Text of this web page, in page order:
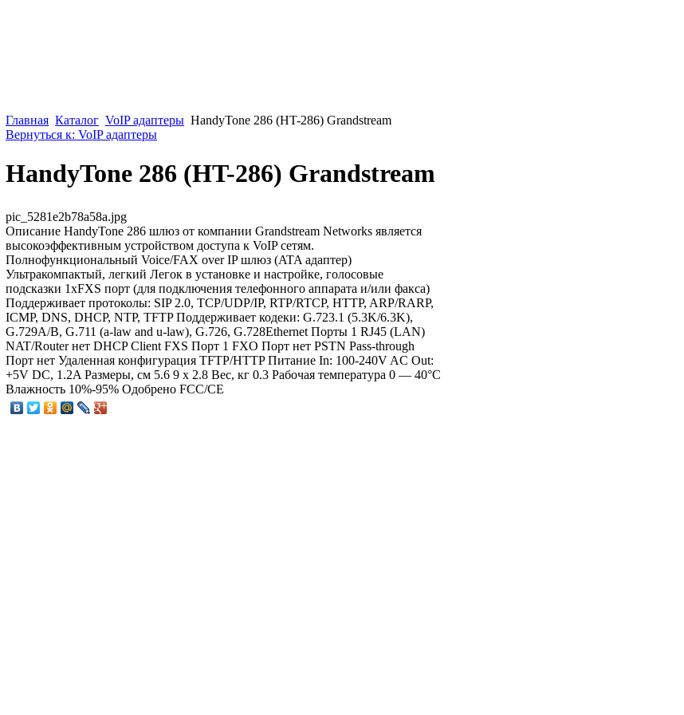
Главная Каталог VoIP адаптеры HandyTone 286 (HT-286) Grandstream
Вернуться к: VoIP адаптеры
HandyTone 286 (HT-286) Grandstream
pic_5281e2b78a58a.jpg
Описание HandyTone 286 шлюз от компании Grandstream Networks является
высокоэффективным устройством доступа к VoIP сетям.
Полнофункциональный Voice/FAX over IP шлюз (ATA адаптер)
Ультракомпактый, легкий Легок в установке и настройке, голосовые
подсказки 1xFXS порт (для подключения телефонного аппарата и/или факса)
Поддерживает протоколы: SIP 2.0, TCP/UDP/IP, RTP/RTCP, HTTP, ARP/RARP,
ICMP, DNS, DHCP, NTP, TFTP Поддерживает кодеки: G.723.1 (5.3K/6.3K),
G.729A/B, G.711 (a-law and u-law), G.726, G.728Ethernet Порты 1 RJ45 (LAN)
NAT/Router нет DHCP Client FXS Порт 1 FXO Порт нет PSTN Pass-through
Порт нет Удаленная конфигурация TFTP/HTTP Питание In: 100-240V AC Out:
+5V DC, 1.2A Размеры, см 5.6 9 x 2.8 Вес, кг 0.3 Рабочая температура 0 — 40°C
Влажность 10%-95% Одобрено FCC/CE